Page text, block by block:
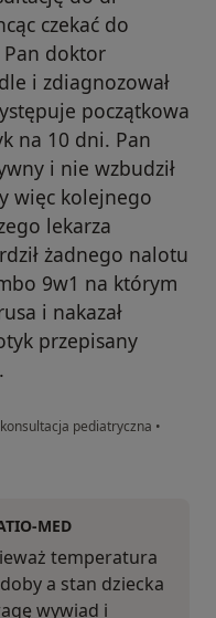
czekać do
doktor
i zdiagnozował
początkowa
na 10 dni. Pan
i nie wzbudził
więc kolejnego
lekarza
żadnego nalotu
9w1 na którym
i nakazał
przepisany
konsultacja pediatryczna •
MED
temperatura
a stan dziecka
wywiad i